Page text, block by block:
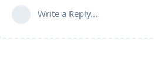
Write a Reply...